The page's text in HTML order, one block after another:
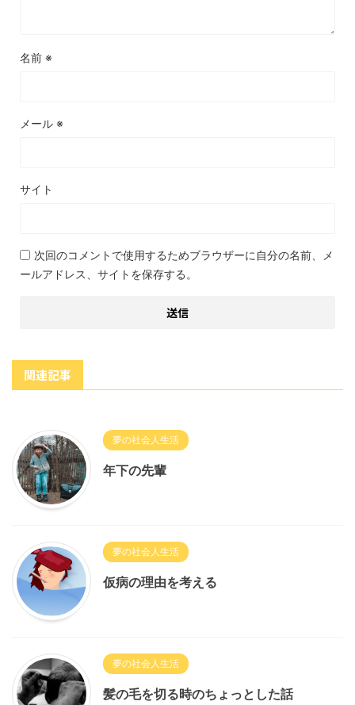
名前 ※
メール ※
サイト
次回のコメントで使用するためブラウザーに自分の名前、メ
ールアドレス、サイトを保存する。
関連記事
夢の社会人生活
年下の先輩
夢の社会人生活
仮病の理由を考える
夢の社会人生活
髪の毛を切る時のちょっとした話